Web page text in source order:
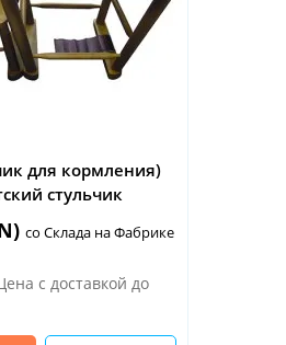
для кормления)
стульчик
со Склада на Фабрике
с доставкой до